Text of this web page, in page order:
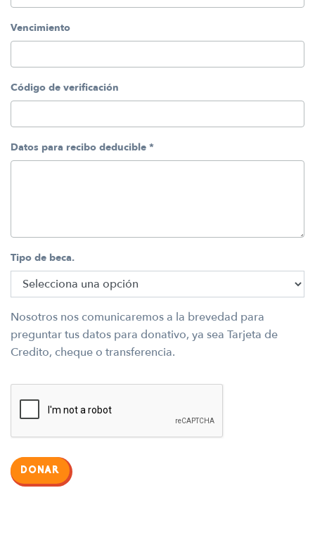
Vencimiento
Código de verificación
Datos para recibo deducible *
Tipo de beca.
Nosotros nos comunicaremos a la brevedad para
preguntar tus datos para donativo, ya sea Tarjeta de
Credito, cheque o transferencia.
DONAR